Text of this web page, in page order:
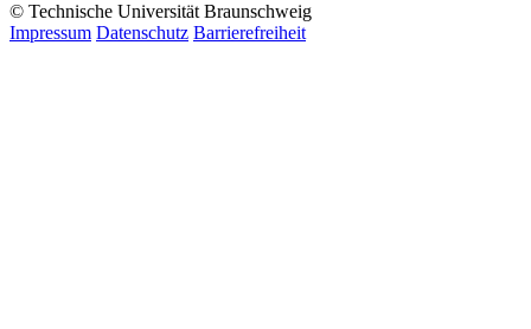
© Technische Universität Braunschweig
Impressum Datenschutz Barrierefreiheit